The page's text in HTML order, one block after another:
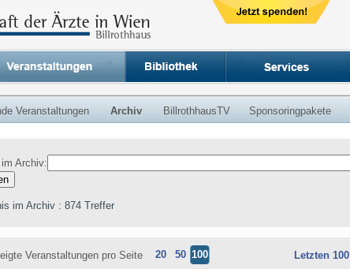
Veranstaltungen Archiv BillrothhausTV Sponsoringpakete
Archiv:
im Archiv : 874 Treffer
Veranstaltungen pro Seite 20 50 100 Letzten 100